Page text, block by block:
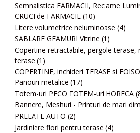
Semnalistica FARMACII, Reclame
CRUCI de FARMACIE (10)
Litere volumetrice neluminoase (4)
SABLARE GEAMURI Vitrine (1)
Copertine retractabile, pergole terase,
terase (1)
COPERTINE, inchideri TERASE si
Panouri metalice (17)
Totem-uri PECO TOTEM-uri HORECA
Bannere, Meshuri - Printuri de mari
PRELATE AUTO (2)
Jardiniere flori pentru terase (4)